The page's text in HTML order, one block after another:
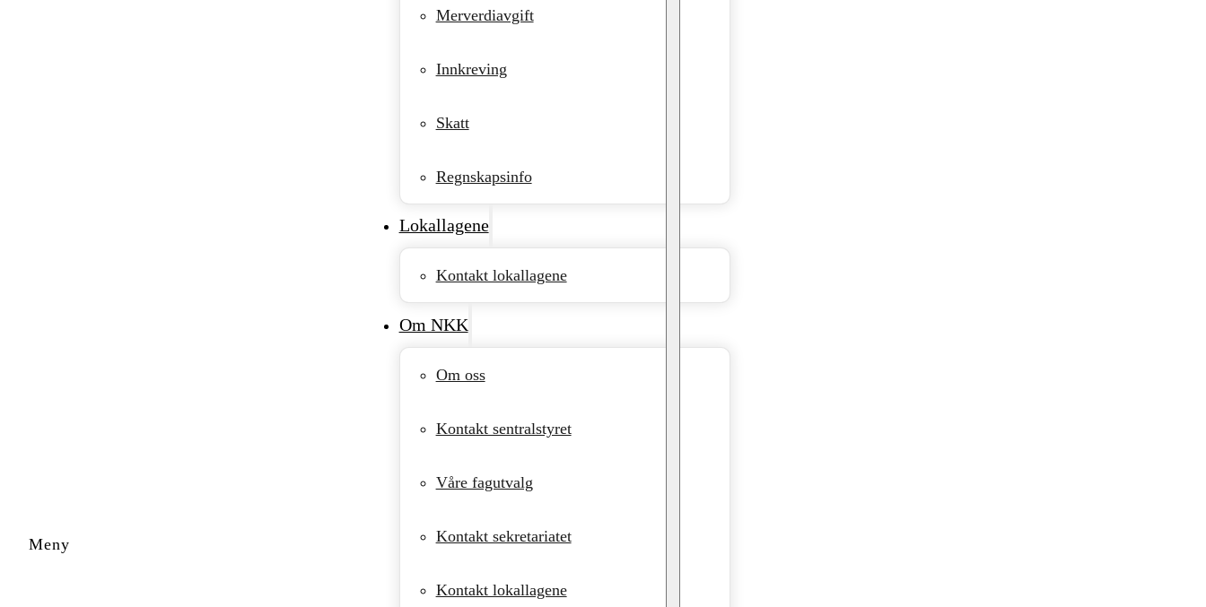
Merverdiavgift
Innkreving
Skatt
Regnskapsinfo
Lokallagene
Kontakt lokallagene
Om NKK
Om oss
Kontakt sentralstyret
Våre fagutvalg
Kontakt sekretariatet
Kontakt lokallagene